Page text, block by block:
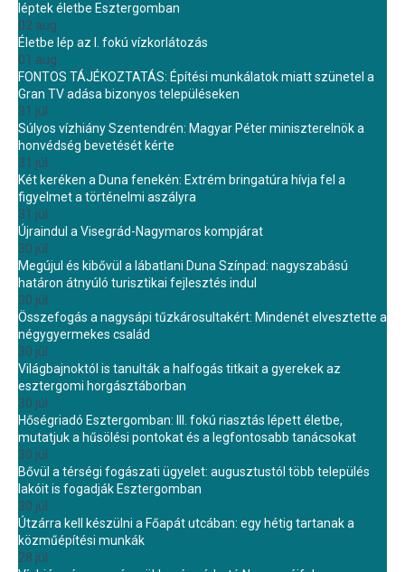
léptek életbe Esztergomban
02 aug.
Életbe lép az I. fokú vízkorlátozás
01 aug.
FONTOS TÁJÉKOZTATÁS: Építési munkálatok miatt szünetel a
Gran TV adása bizonyos településeken
31 júl.
Súlyos vízhiány Szentendrén: Magyar Péter miniszterelnök a
honvédség bevetését kérte
31 júl.
Két keréken a Duna fenekén: Extrém bringatúra hívja fel a
figyelmet a történelmi aszályra
31 júl.
Újraindul a Visegrád-Nagymaros kompjárat
30 júl.
Megújul és kibővül a lábatlani Duna Színpad: nagyszabású
határon átnyúló turisztikai fejlesztés indul
30 júl.
Összefogás a nagysápi tűzkárosultakért: Mindenét elvesztette a
négygyermekes család
30 júl.
Világbajnoktól is tanulták a halfogás titkait a gyerekek az
esztergomi horgásztáborban
30 júl.
Hőségriadó Esztergomban: III. fokú riasztás lépett életbe,
mutatjuk a hűsölési pontokat és a legfontosabb tanácsokat
30 júl.
Bővül a térségi fogászati ügyelet: augusztustól több település
lakóit is fogadják Esztergomban
30 júl.
Útzárra kell készülni a Főapát utcában: egy hétig tartanak a
közműépítési munkák
28 júl.